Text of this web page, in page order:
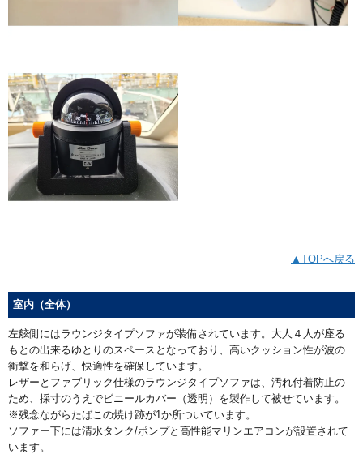
▲TOPへ戻る
室内（全体）
左舷側にはラウンジタイプソファが装備されています。大人４人が座る
もとの出来るゆとりのスペースとなっており、高いクッション性が波の
衝撃を和らげ、快適性を確保しています。
レザーとファブリック仕様のラウンジタイプソファは、汚れ付着防止の
ため、採寸のうえでビニールカバー（透明）を製作して被せています。
※残念ながらたばこの焼け跡が1か所ついています。
ソファー下には清水タンク/ポンプと高性能マリンエアコンが設置されて
います。